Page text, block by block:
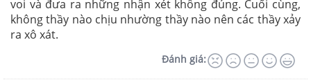
voi và đưa ra những nhận xét không đúng. Cuối cùng,
không thầy nào chịu nhường thầy nào nên các thầy xảy
ra xô xát.
Đánh giá: